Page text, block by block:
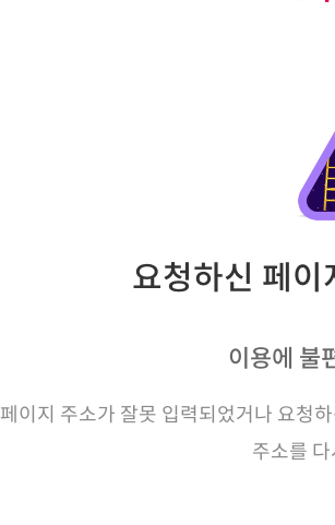
요청하신 페
이용에 불
페이지 주소가 잘못 입력되었거나 요청
주소를